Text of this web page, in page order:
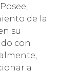
de la
su
con
a